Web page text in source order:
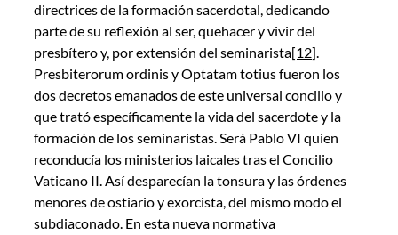
directrices de la formación sacerdotal, dedicando
parte de su reflexión al ser, quehacer y vivir del
presbítero y, por extensión del seminarista[12].
Presbiterorum ordinis y Optatam totius fueron los
dos decretos emanados de este universal concilio y
que trató específicamente la vida del sacerdote y la
formación de los seminaristas. Será Pablo VI quien
reconducía los ministerios laicales tras el Concilio
Vaticano II. Así desparecían la tonsura y las órdenes
menores de ostiario y exorcista, del mismo modo el
subdiaconado. En esta nueva normativa